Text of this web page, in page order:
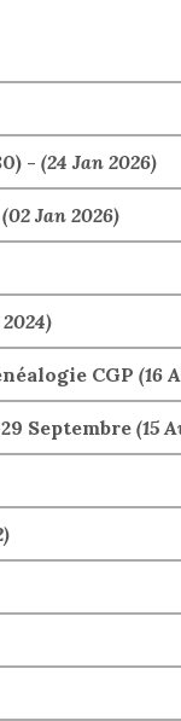
- (24 Jan 2026)
(02 Jan 2026)
CGP (16
Septembre(15